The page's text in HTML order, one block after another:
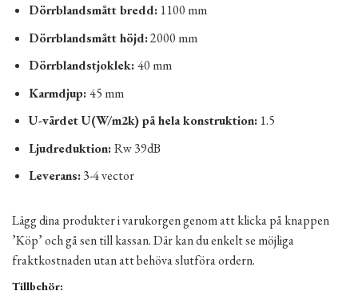
Dörrblandsmått bredd:1100 mm
Dörrblandsmått höjd:2000 mm
Dörrblandstjoklek:40 mm
Karmdjup:45 mm
U-värdet U(W/m2k) på hela konstruktion:1.5
Ljudreduktion:Rw 39dB
Leverans:3-4 vector
Lägg dina produkter i varukorgen genom att klicka på knappen
’Köp’ och gå sen till kassan. Där kan du enkelt se möjliga
fraktkostnaden utan att behöva slutföra ordern.
Tillbehör: